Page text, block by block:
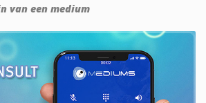
van een medium